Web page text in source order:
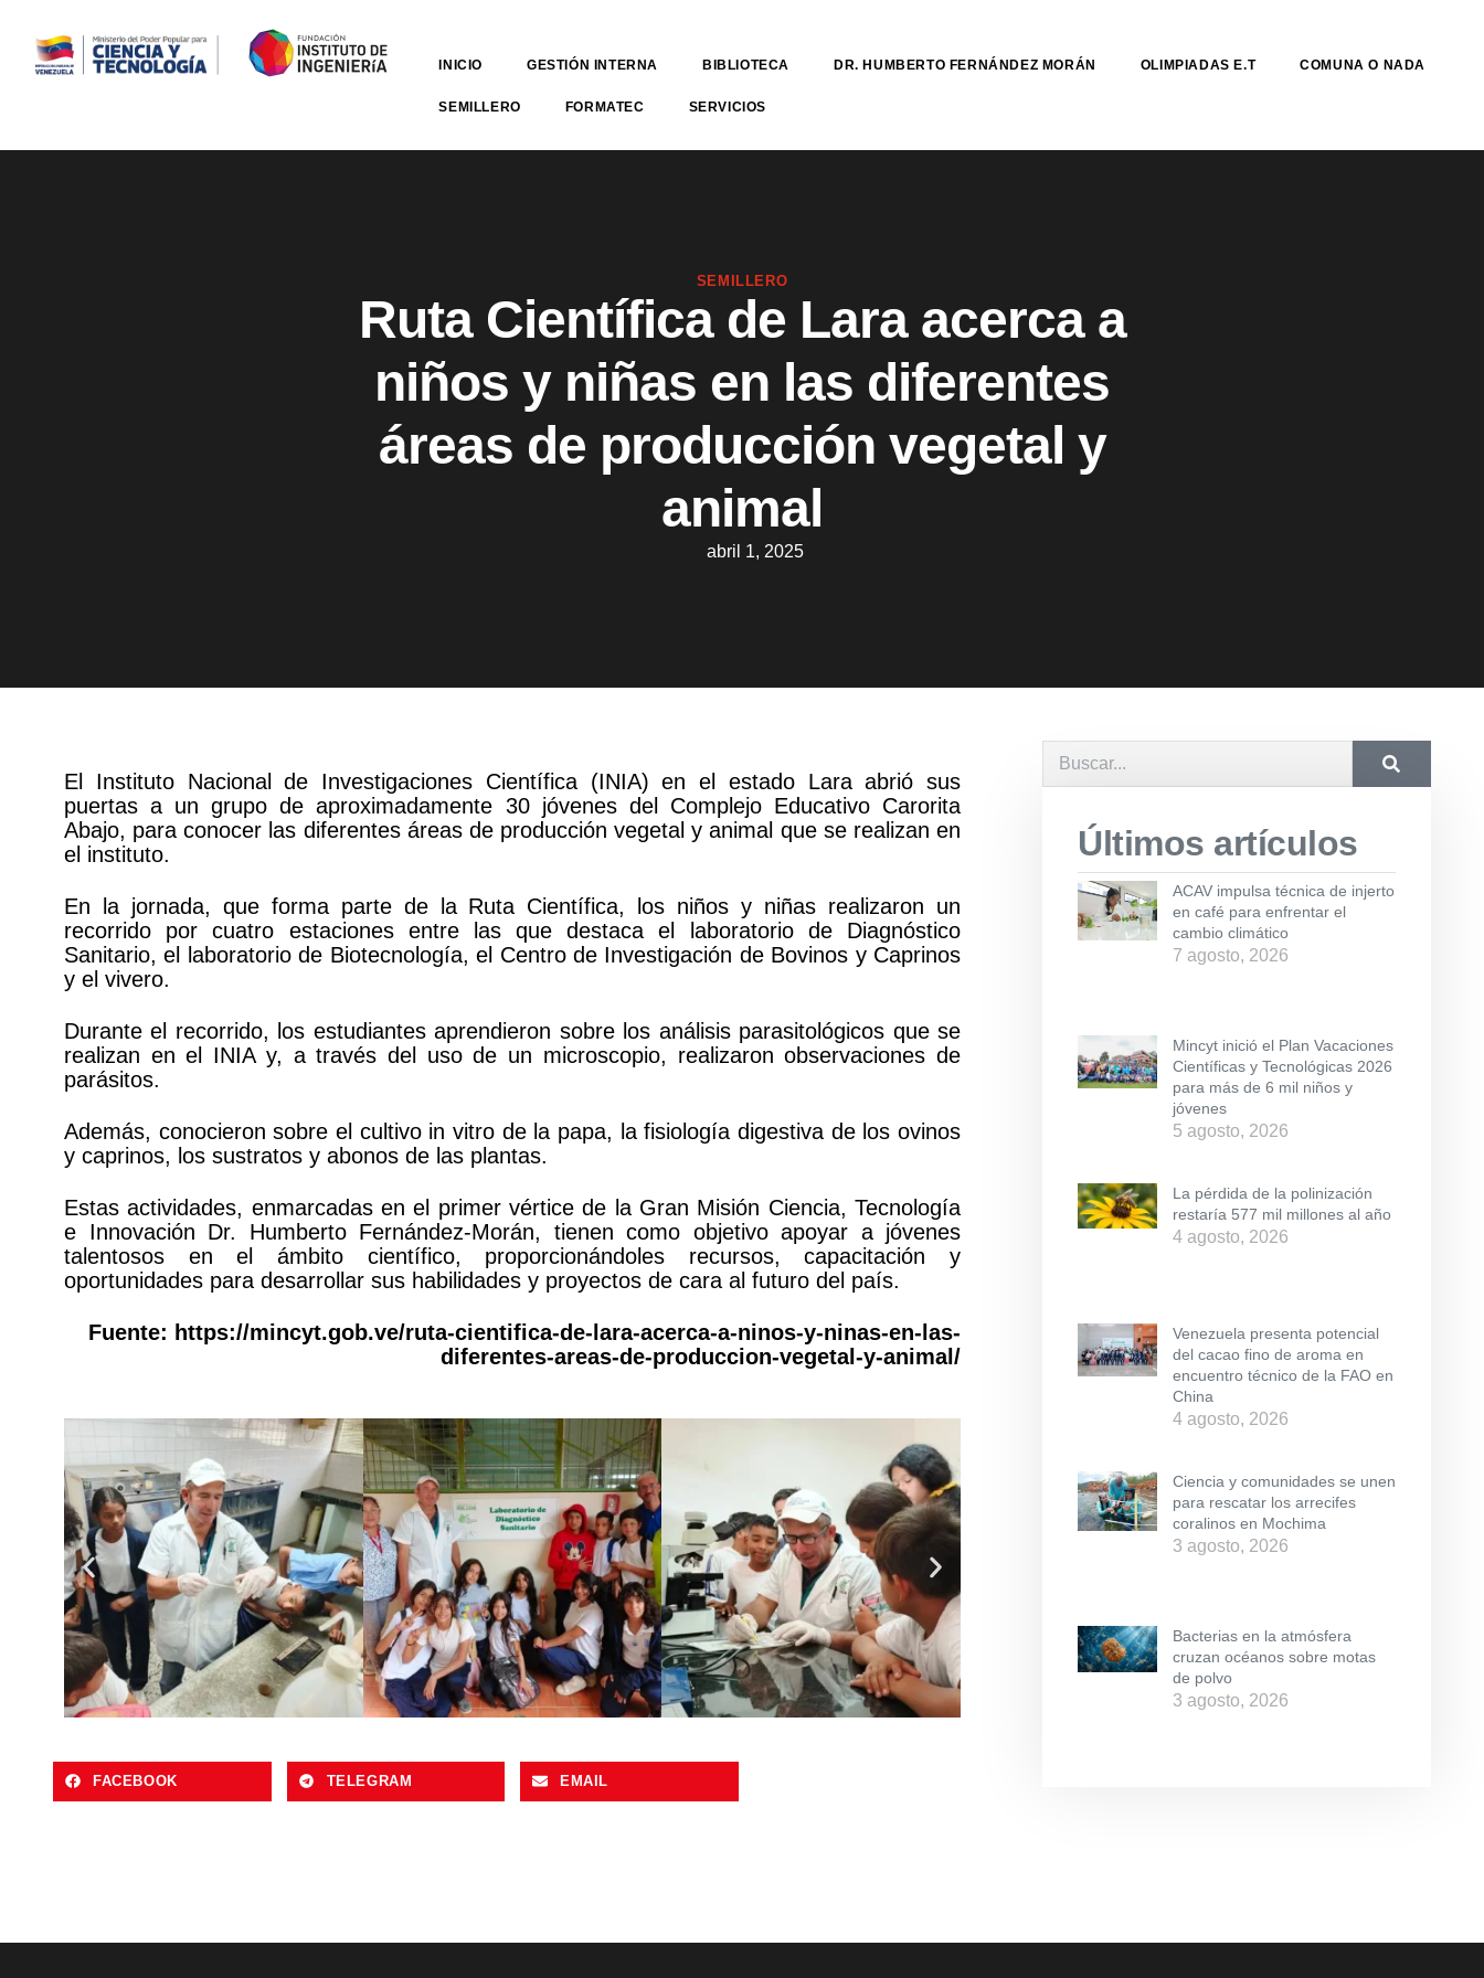
INICIO GESTIÓN INTERNA BIBLIOTECA DR. HUMBERTO FERNÁNDEZ MORÁN OLIMPIADAS E.T COMUNA O NADA
SEMILLERO FORMATEC SERVICIOS
SEMILLERO
Ruta Científica de Lara acerca a
niños y niñas en las diferentes
áreas de producción vegetal y
animal
abril 1, 2025
El Instituto Nacional de Investigaciones Científica (INIA) en el estado Lara abrió sus
puertas a un grupo de aproximadamente 30 jóvenes del Complejo Educativo Carorita
Abajo, para conocer las diferentes áreas de producción vegetal y animal que se realizan en
el instituto.
En la jornada, que forma parte de la Ruta Científica, los niños y niñas realizaron un
recorrido por cuatro estaciones entre las que destaca el laboratorio de Diagnóstico
Sanitario, el laboratorio de Biotecnología, el Centro de Investigación de Bovinos y Caprinos
y el vivero.
Durante el recorrido, los estudiantes aprendieron sobre los análisis parasitológicos que se
realizan en el INIA y, a través del uso de un microscopio, realizaron observaciones de
parásitos.
Además, conocieron sobre el cultivo in vitro de la papa, la fisiología digestiva de los ovinos
y caprinos, los sustratos y abonos de las plantas.
Estas actividades, enmarcadas en el primer vértice de la Gran Misión Ciencia, Tecnología
e Innovación Dr. Humberto Fernández-Morán, tienen como objetivo apoyar a jóvenes
talentosos en el ámbito científico, proporcionándoles recursos, capacitación y
oportunidades para desarrollar sus habilidades y proyectos de cara al futuro del país.
Fuente: https://mincyt.gob.ve/ruta-cientifica-de-lara-acerca-a-ninos-y-ninas-en-las-
diferentes-areas-de-produccion-vegetal-y-animal/
FACEBOOK TELEGRAM EMAIL
Últimos artículos
ACAV impulsa técnica de injerto
en café para enfrentar el
cambio climático
7 agosto, 2026
Mincyt inició el Plan Vacaciones
Científicas y Tecnológicas 2026
para más de 6 mil niños y
jóvenes
5 agosto, 2026
La pérdida de la polinización
restaría 577 mil millones al año
4 agosto, 2026
Venezuela presenta potencial
del cacao fino de aroma en
encuentro técnico de la FAO en
China
4 agosto, 2026
Ciencia y comunidades se unen
para rescatar los arrecifes
coralinos en Mochima
3 agosto, 2026
Bacterias en la atmósfera
cruzan océanos sobre motas
de polvo
3 agosto, 2026